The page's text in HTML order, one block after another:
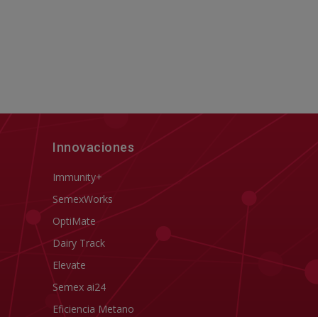
Innovaciones
Immunity+
SemexWorks
OptiMate
Dairy Track
Elevate
Semex ai24
Eficiencia Metano